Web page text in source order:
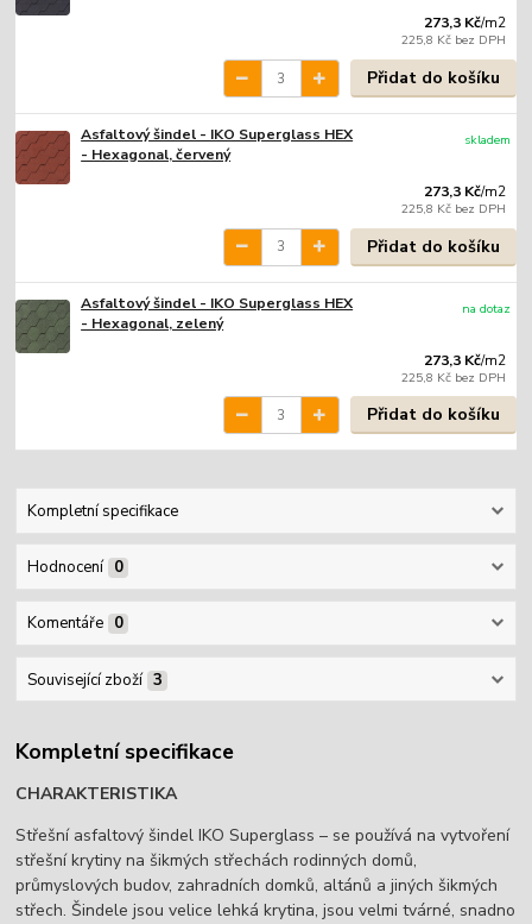
273,3 Kč/m2
225,8 Kč bez DPH
Přidat do košíku
Asfaltový šindel - IKO Superglass HEX
- Hexagonal, červený
273,3 Kč/m2
225,8 Kč bez DPH
skladem
Přidat do košíku
Asfaltový šindel - IKO Superglass HEX
- Hexagonal, zelený
273,3 Kč/m2
225,8 Kč bez DPH
na dotaz
Přidat do košíku
Kompletní specifikace
Hodnocení 0
Komentáře 0
Související zboží 3
Kompletní specifikace
CHARAKTERISTIKA
Střešní asfaltový šindel IKO Superglass – se používá na vytvoření
střešní krytiny na šikmých střechách rodinných domů,
průmyslových budov, zahradních domků, altánů a jiných šikmých
střech. Šindele jsou velice lehká krytina, jsou velmi tvárné, snadno